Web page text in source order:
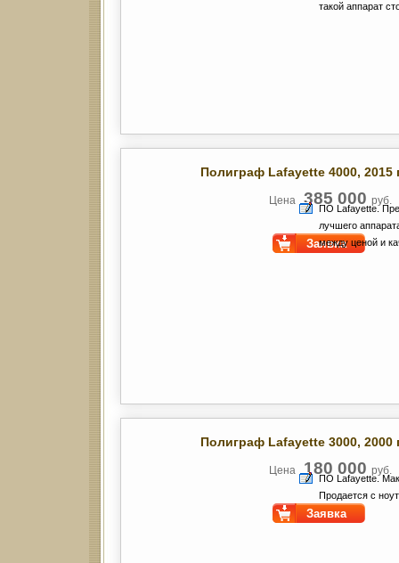
такой аппарат
Полиграф Lafayette 4000, 2015
ПО Lafayette.
лучшего
между ценой и
Цена 385 000 руб.
Заявка
Полиграф Lafayette 3000, 2000
ПО Lafayette.
Продается с
Цена180 000 руб.
Заявка